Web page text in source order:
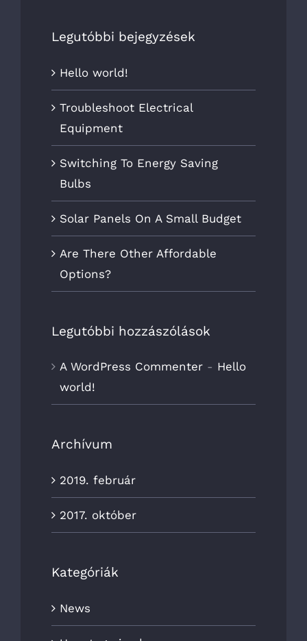
Legutóbbi bejegyzések
Hello world!
Troubleshoot Electrical
Equipment
Switching To Energy Saving
Bulbs
Solar Panels On A Small Budget
Are There Other Affordable
Options?
Legutóbbi hozzászólások
A WordPress Commenter - Hello
world!
Archívum
2019. február
2017. október
Kategóriák
News